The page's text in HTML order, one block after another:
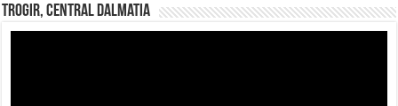
Trogir, Central Dalmatia